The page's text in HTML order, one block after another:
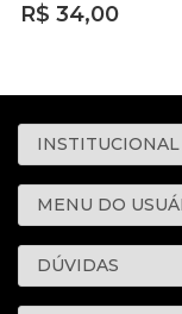
R$ 34,00
INSTITUCIONAL
MENU DO
DÚVIDAS